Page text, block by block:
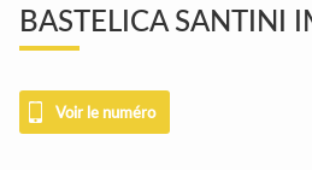
BASTELICA SANTINI
Voir le numéro